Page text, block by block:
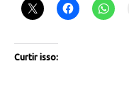
Curtir isso: